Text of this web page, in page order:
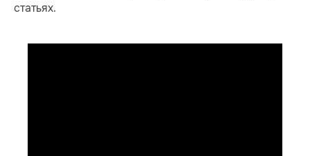
статьях.